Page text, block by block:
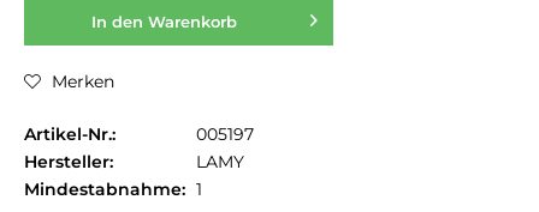
In den Warenkorb
Merken
Artikel-Nr.:
005197
Hersteller:
LAMY
Mindestabnahme: 1